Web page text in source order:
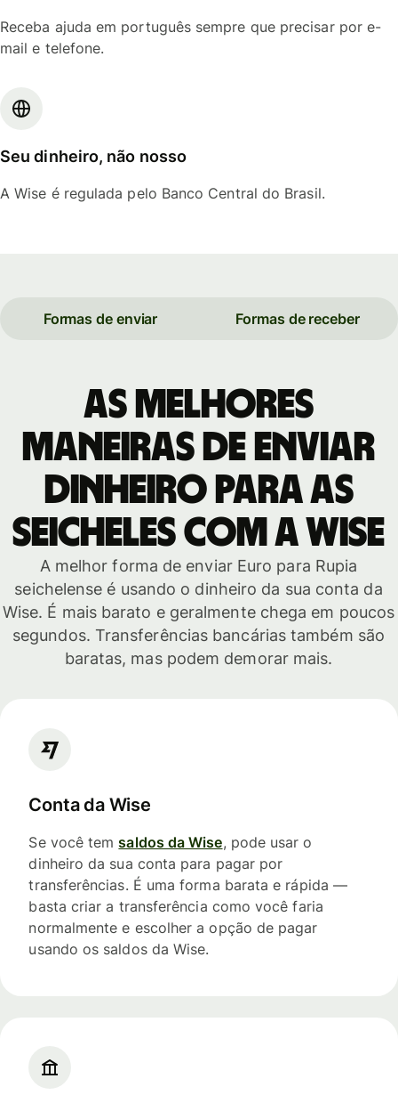
Receba ajuda em português sempre que precisar por e-
mail e telefone.
Seu dinheiro, não nosso
A Wise é regulada pelo Banco Central do Brasil.
Formas de enviar Formas de receber
As melhores
maneiras de enviar
dinheiro para as
Seicheles com a Wise
A melhor forma de enviar Euro para Rupia
seichelense é usando o dinheiro da sua conta da
Wise. É mais barato e geralmente chega em poucos
segundos. Transferências bancárias também são
baratas, mas podem demorar mais.
Conta da Wise
Se você temsaldos da Wise, pode usar o
dinheiro da sua conta para pagar por
transferências. É uma forma barata e rápida —
basta criar a transferência como você faria
normalmente e escolher a opção de pagar
usando os saldos da Wise.